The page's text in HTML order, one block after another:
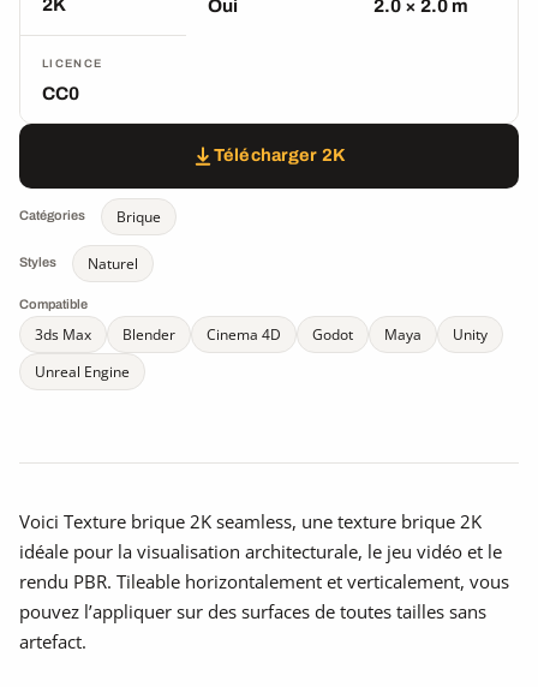
2K Oui 2.0 × 2.0 m
LICENCE
CC0
Télécharger 2K
Catégories Brique
Styles Naturel
Compatible
3ds Max Blender Cinema 4D Godot Maya
Unity
Unreal Engine
Voici Texture brique 2K seamless, une texture brique 2K
idéale pour la visualisation architecturale, le jeu vidéo et le
rendu PBR. Tileable horizontalement et verticalement, vous
pouvez l’appliquer sur des surfaces de toutes tailles sans
artefact.